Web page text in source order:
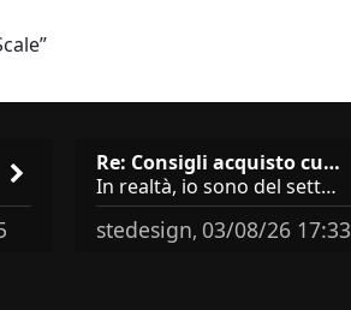
Re: Consigli acquisto cucina …
In realtà, io sono del settore e collaboro con vari negozi, ti possono dire che sono tutti brand abbastanza simili come
stedesign, 03/08/26 17:33